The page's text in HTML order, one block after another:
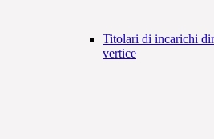
Titolari di incarichi
vertice